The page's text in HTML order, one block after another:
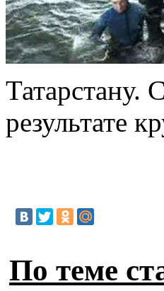
Татарстану.
результате
По теме